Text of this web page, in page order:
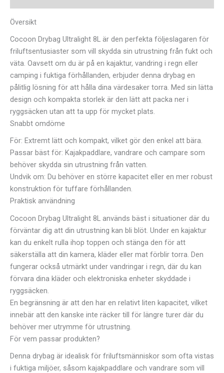
Översikt
Cocoon Drybag Ultralight 8L är den perfekta följeslagaren för
friluftsentusiaster som vill skydda sin utrustning från fukt och
väta. Oavsett om du är på en kajaktur, vandring i regn eller
camping i fuktiga förhållanden, erbjuder denna drybag en
pålitlig lösning för att hålla dina värdesaker torra. Med sin lätta
design och kompakta storlek är den lätt att packa ner i
ryggsäcken utan att ta upp för mycket plats.
Snabbt omdöme
För: Extremt lätt och kompakt, vilket gör den enkel att bära.
Passar bäst för: Kajakpaddlare, vandrare och campare som
behöver skydda sin utrustning från vatten.
Undvik om: Du behöver en större kapacitet eller en mer robust
konstruktion för tuffare förhållanden.
Praktisk användning
Cocoon Drybag Ultralight 8L används bäst i situationer där du
förväntar dig att din utrustning kan bli blöt. Under en kajaktur
kan du enkelt rulla ihop toppen och stänga den för att
säkerställa att din kamera, kläder eller mat förblir torra. Den
fungerar också utmärkt under vandringar i regn, där du kan
förvara dina kläder och elektroniska enheter skyddade i
ryggsäcken.
En begränsning är att den har en relativt liten kapacitet, vilket
innebär att den kanske inte räcker till för längre turer där du
behöver mer utrymme för utrustning.
För vem passar produkten?
Denna drybag är idealisk för friluftsmänniskor som ofta vistas
i fuktiga miljöer, såsom kajakpaddlare och vandrare som vill